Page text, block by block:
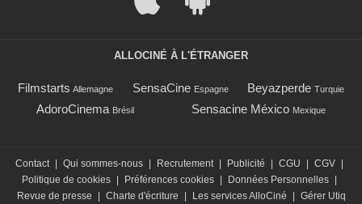
ALLOCINÉ À L'ÉTRANGER
Filmstarts Allemagne SensaCine Espagne Beyazperde Turquie
AdoroCinema Brésil Sensacine México Mexique
Contact Qui sommes-nous Recrutement Publicité CGU CGV
Politique de cookies
Préférences cookies Données Personnelles
Revue de presse
Charte d'écriture Les services AlloCiné Gérer Utiq